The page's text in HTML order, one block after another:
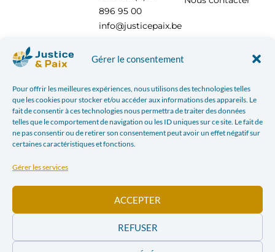
Gérer le consentement
Pour offrir les meilleures expériences, nous utilisons des technologies telles
que les cookies pour stocker et/ou accéder aux informations des appareils. Le
fait de consentir à ces technologies nous permettra de traiter des données
telles que le comportement de navigation ou les ID uniques sur ce site. Le fait de
ne pas consentir ou de retirer son consentement peut avoir un effet négatif sur
certaines caractéristiques et fonctions.
Gérer les services
ACCEPTER
REFUSER
896 95 00
info@justicepaix.be
POLITIQUE DE CONFIDENTIALITÉ| JUSTICE & PAIX – CHAUSSÉE SAINT-PIERRE, 208 À 1040